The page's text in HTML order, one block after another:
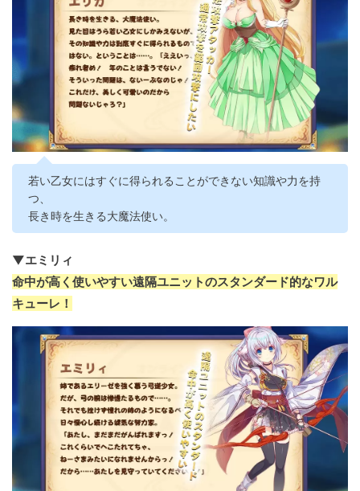
若い乙女にはすぐに得られることができない知識や力を持
つ、
長き時を生きる大魔法使い。
▼エミリィ
命中が高く使いやすい遠隔ユニットのスタンダード的なワル
キューレ！